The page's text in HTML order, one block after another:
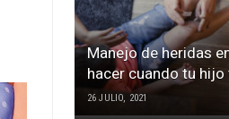
Manejo de heridas
hacer cuando tu
26 JULIO, 2021